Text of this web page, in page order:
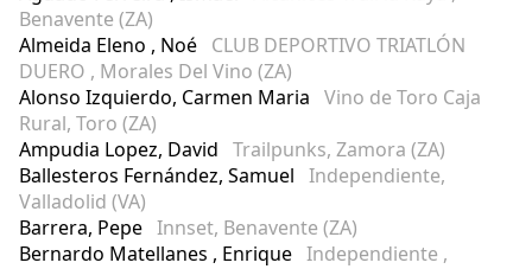
Benavente (ZA)
Almeida Eleno , Noé CLUB DEPORTIVO TRIATLÓN
DUERO , Morales Del Vino (ZA)
Alonso Izquierdo, Carmen Maria Vino de Toro Caja
Rural, Toro (ZA)
Ampudia Lopez, David Trailpunks, Zamora (ZA)
Ballesteros Fernández, Samuel Independiente,
Valladolid (VA)
Barrera, Pepe Innset, Benavente (ZA)
Bernardo Matellanes , Enrique Independiente ,